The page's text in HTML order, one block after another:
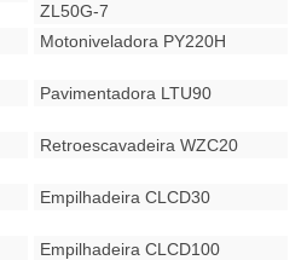
ZL50G-7
Motoniveladora PY220H
Pavimentadora LTU90
Retroescavadeira WZC20
Empilhadeira CLCD30
Empilhadeira CLCD100